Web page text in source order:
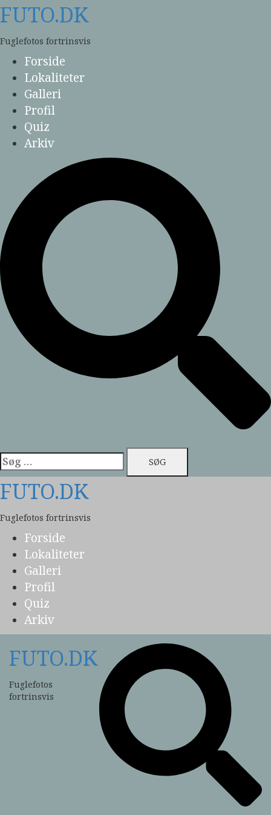
Skip
to
content
FUTO.DK
Fuglefotos fortrinsvis
Forside
Lokaliteter
Galleri
Profil
Quiz
Arkiv
Søg
efter:
FUTO.DK
Fuglefotos fortrinsvis
Forside
Lokaliteter
Galleri
Profil
Quiz
Arkiv
FUTO.DK
Fuglefotos
fortrinsvis